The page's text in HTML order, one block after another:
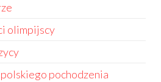
olimpijscy
pochodzenia